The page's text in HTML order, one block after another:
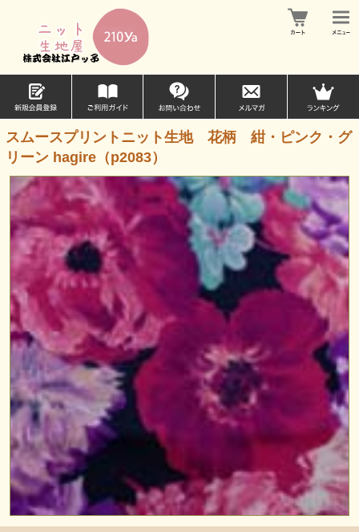
スムースプリントニット生地 花柄 紺・ピンク・グ
リーン hagire（p2083）